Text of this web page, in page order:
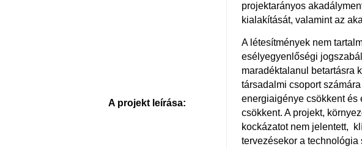
A projekt leírása:
projektarányos
kialakítását, valamint az
A létesítmények nem
esélyegyenlőségi
maradéktalanul betartásra
társadalmi csoport
energiaigénye csökkent és
csökkent. A projekt,
kockázatot nem jelentett,
tervezésekor a